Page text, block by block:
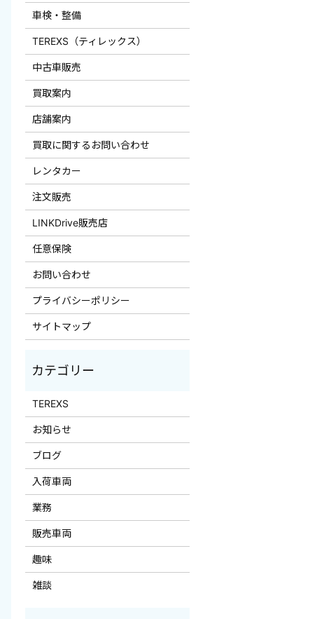
車検・整備
TEREXS（ティレックス）
中古車販売
買取案内
店舗案内
買取に関するお問い合わせ
レンタカー
注文販売
LINKDrive販売店
任意保険
お問い合わせ
プライバシーポリシー
サイトマップ
TEREXS
お知らせ
ブログ
入荷車両
業務
販売車両
趣味
雑談